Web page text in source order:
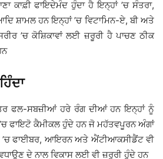
ਕਾਫ਼ੀ ਫਾਇਦੇਮੰਦ ਹੁੰਦਾ ਹੈ ਇਨ੍ਹਾਂ ’ਚ ਸੰਤਰਾ,
ਸ਼ਾਮਲ ਹਨ ਇਨ੍ਹਾਂ ’ਚ ਵਿਟਾਮਿਨ-ਏ, ਬੀ ਅਤੇ
’ਚ ਕੋਸ਼ਿਕਾਵਾਂ ਲਈ ਜ਼ਰੂਰੀ ਹੈ ਪਾਚਣ ਠੀਕ
ਫਲ-ਸਬਜ਼ੀਆਂ ਹਰੇ ਰੰਗ ਦੀਆਂ ਹਨ ਇਨ੍ਹਾਂ ਨੂੰ
ਫਾਇਟੋ ਕੈਮੀਕਲ ਹੁੰਦੇ ਹਨ ਜੋ ਮਹੱਤਵਪੂਰਨ ਅੰਗਾਂ
’ਚ ਫਾਈਬਰ, ਆਇਰਨ ਅਤੇ ਐਂਟੀਆਕਸੀਡੈਂਟ ਵੀ
ਦੇ ਨਾਲ ਵਿਕਾਸ ਲਈ ਵੀ ਜ਼ਰੂਰੀ ਹੁੰਦੇ ਹਨ